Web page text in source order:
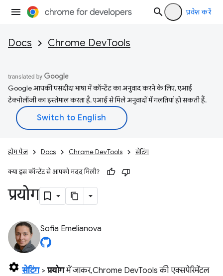
प्रवेश करें
Docs Chrome DevTools
Google आपकी पसंदीदा भाषा में कॉन्टेंट का अनुवाद करने के लिए, एआई
टेक्नोलॉजी का इस्तेमाल करता है. एआई से मिले अनुवादों में गलतियां हो सकती हैं.
होम पेज Docs Chrome DevTools सेटिंग
क्या इस कॉन्टेंट से आपको मदद मिली?
प्रयोग
Sofia Emelianova
सेटिंग>प्रयोगमें जाकर, Chrome DevTools की एक्सपेरिमेंटल